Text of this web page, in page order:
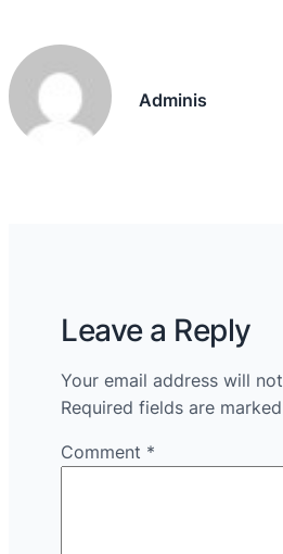
Adminis
Leave a Reply
Your email address will
Required fields are marked
Comment *